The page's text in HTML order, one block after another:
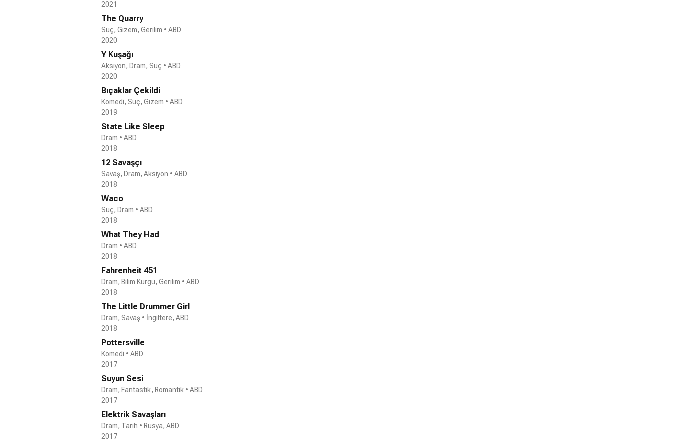
2021
The Quarry
Suç, Gizem, Gerilim • ABD
2020
Y Kuşağı
Aksiyon, Dram, Suç • ABD
2020
Bıçaklar Çekildi
Komedi, Suç, Gizem • ABD
2019
State Like Sleep
Dram • ABD
2018
12 Savaşçı
Savaş, Dram, Aksiyon • ABD
2018
Waco
Suç, Dram • ABD
2018
What They Had
Dram • ABD
2018
Fahrenheit 451
Dram, Bilim Kurgu, Gerilim • ABD
2018
The Little Drummer Girl
Dram, Savaş • İngiltere, ABD
2018
Pottersville
Komedi • ABD
2017
Suyun Sesi
Dram, Fantastik, Romantik • ABD
2017
Elektrik Savaşları
Dram, Tarih • Rusya, ABD
2017